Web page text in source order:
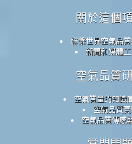
關於這個
聯繫世界空氣品
新聞和媒體
空氣品質
空氣質量的知識
空氣品質
空氣品質傳感